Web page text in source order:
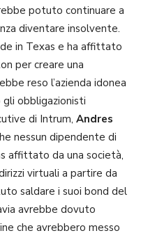
potuto continuare a
diventare insolvente.
in Texas e ha affittato
per creare una
reso l’azienda idonea
obbligazionisti
di Intrum, Andres
nessun dipendente di
affittato da una società,
virtuali a partire da
saldare i suoi bond del
avrebbe dovuto
che avrebbero messo